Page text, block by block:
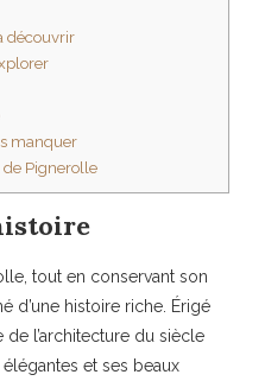
découvrir
manquer
de Pignerolle
tout en conservant son
d’une histoire riche. Érigé
de l’architecture du siècle
et ses beaux